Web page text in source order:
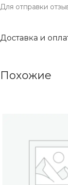
Для отправки
Доставка и
Похожие